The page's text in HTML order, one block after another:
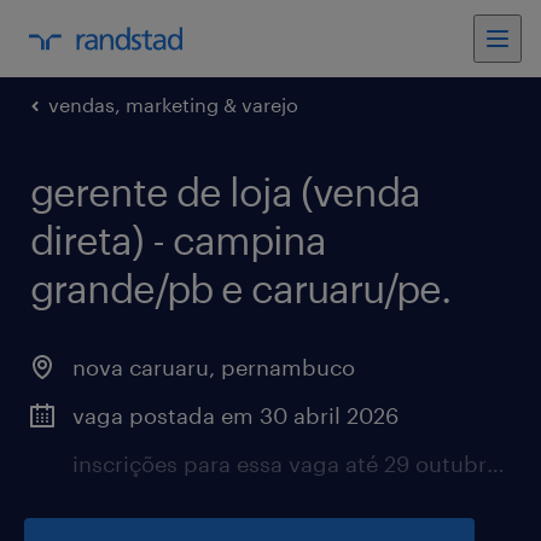
vendas, marketing & varejo
gerente de loja (venda
direta) - campina
grande/pb e caruaru/pe.
nova caruaru, pernambuco
vaga postada em 30 abril 2026
inscrições para essa vaga até 29 outubro 2026